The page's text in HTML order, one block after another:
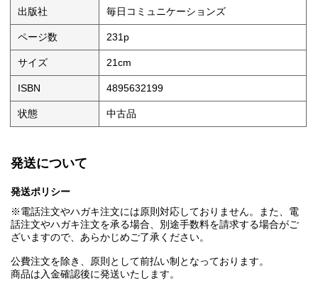
出版社 毎日コミュニケーションズ
ページ数 231p
サイズ 21cm
ISBN 4895632199
状態 中古品
発送について
発送ポリシー
※電話注文やハガキ注文には原則対応しておりません。また、電
話注文やハガキ注文を承る場合、別途手数料を請求する場合がご
ざいますので、あらかじめご了承ください。
公費注文を除き、原則として前払い制となっております。
商品は入金確認後に発送いたします。